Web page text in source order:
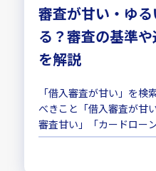
審査が甘い・ゆ
る？審査の基準
を解説
「借入審査が甘い」を検
べきこと「借入審査が甘
審査甘い」「カードロー
をしているということは
どこかで審査に落ちて不